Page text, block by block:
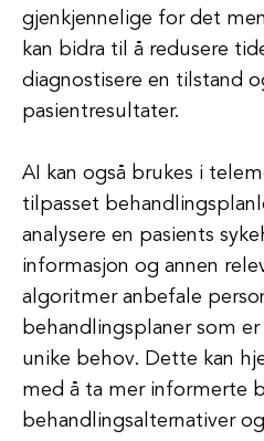
gjenkjennelige for det
kan bidra til å redusere
diagnostisere en tilstand
pasientresultater.
AI kan også brukes i
tilpasset
analysere en pasients
informasjon og annen
algoritmer anbefale
behandlingsplaner som
unike behov. Dette kan
med å ta mer informerte
behandlingsalternativer